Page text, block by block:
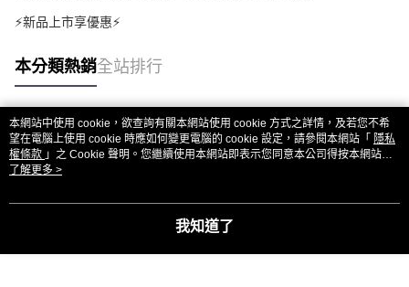
⚡新品上市享優惠⚡
本分類熱銷全站排行
熱門標籤
本網站中使用 cookie，欲查詢有關本網站使用 cookie 方式之詳情，及若您不希
望在電腦上使用 cookie 時應如何變更電腦的 cookie 設定，請參閱本網站「 隱私
權條款 」之 Cookie 聲明。您繼續使用本網站即表示您同意本公司得按本網站使
用條款之 Cookie 聲明使用 cookie。
了解更多 >
我知道了